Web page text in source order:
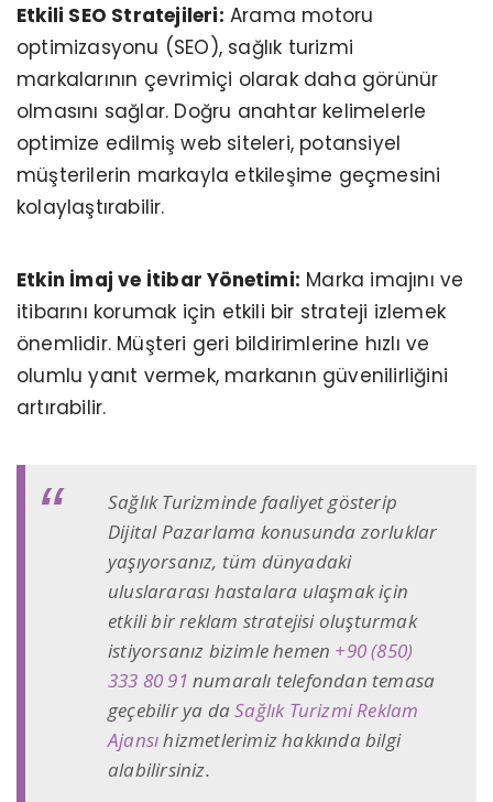
Etkili SEO Stratejileri: Arama motoru
optimizasyonu (SEO), sağlık turizmi
markalarının çevrimiçi olarak daha görünür
olmasını sağlar. Doğru anahtar kelimelerle
optimize edilmiş web siteleri, potansiyel
müşterilerin markayla etkileşime geçmesini
kolaylaştırabilir.
Etkin İmaj ve İtibar Yönetimi: Marka imajını ve
itibarını korumak için etkili bir strateji izlemek
önemlidir. Müşteri geri bildirimlerine hızlı ve
olumlu yanıt vermek, markanın güvenilirliğini
artırabilir.
Sağlık Turizminde faaliyet gösterip
Dijital Pazarlama konusunda zorluklar
yaşıyorsanız, tüm dünyadaki
uluslararası hastalara ulaşmak için
etkili bir reklam stratejisi oluşturmak
istiyorsanız bizimle hemen +90 (850)
333 80 91 numaralı telefondan temasa
geçebilir ya daSağlık Turizmi Reklam
Ajansıhizmetlerimiz hakkında bilgi
alabilirsiniz.